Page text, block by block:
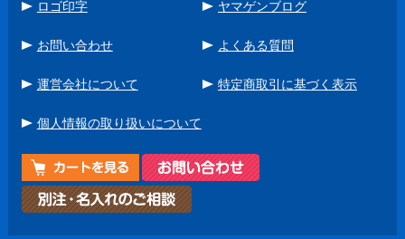
ロゴ印字 ヤマゲンブログ
お問い合わせ よくある質問
運営会社について 特定商取引に基づく表示
個人情報の取り扱いについて